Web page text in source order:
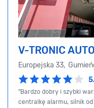
V-TRONIC
Europejska 33,
"Bardzo dobry i szybki
centralkę alarmu, silnik